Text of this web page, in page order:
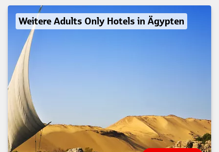
Weitere Adults Only Hotels in Ägypten